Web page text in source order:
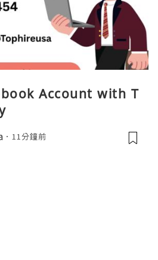
Account with T
11分鐘前